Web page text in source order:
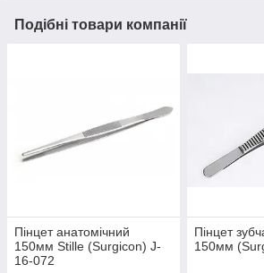
Подібні товари компанії
Пінцет анатомічний
150мм Stille (Surgicon) J-
16-072
Пінцет
150мм